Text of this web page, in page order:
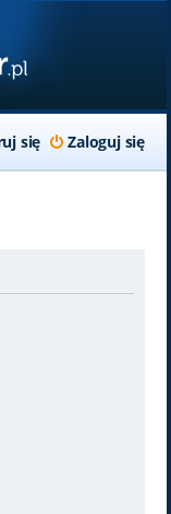
Zaloguj się
się